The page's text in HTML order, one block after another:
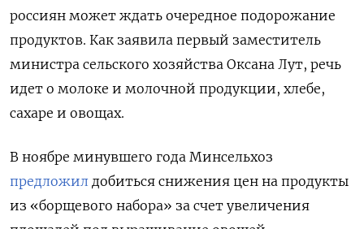
россиян может ждать очередное подорожание
продуктов. Как заявила первый заместитель
министра сельского хозяйства Оксана Лут, речь
идет о молоке и молочной продукции, хлебе,
сахаре и овощах.
В ноябре минувшего года Минсельхоз
предложил добиться снижения цен на продукты
из «борщевого набора» за счет увеличения